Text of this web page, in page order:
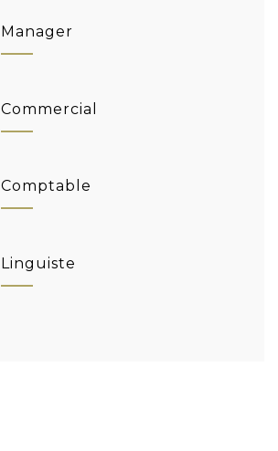
Manager
Commercial
Comptable
Linguiste